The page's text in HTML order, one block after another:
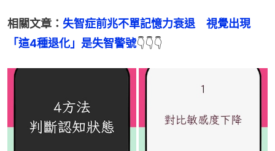
相關文章： 失智症前兆不單記憶力衰退　視覺出現
「這4種退化」是失智警號👇👇👇